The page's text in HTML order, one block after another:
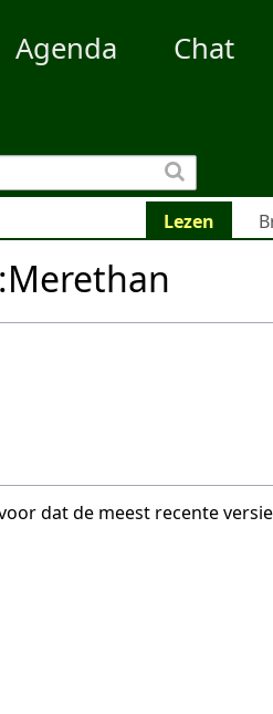
Agenda Chat
Lezen
dat de meest recente